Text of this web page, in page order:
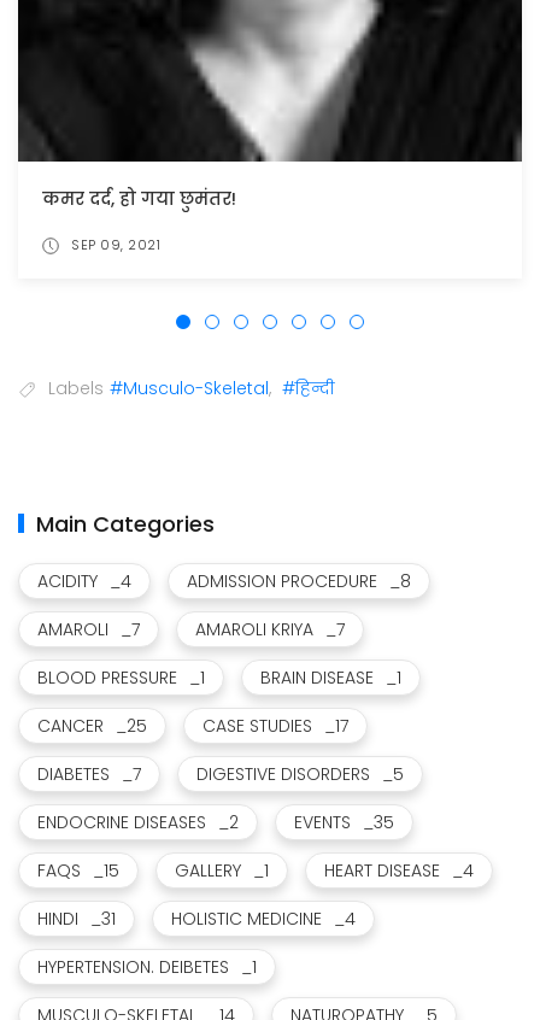
शरीर की सुजन और जॉइंट दर्द में मिली राहत
JUL 08, 2021
Labels #Musculo-Skeletal, #हिन्दी
Main Categories
ACIDITY _4 ADMISSION PROCEDURE
_8
AMAROLI
_7 AMAROLI KRIYA
_7
BLOOD PRESSURE
_1 BRAIN DISEASE
_1
CANCER
_25 CASE STUDIES
_17
DIABETES
_7 DIGESTIVE DISORDERS
_5
ENDOCRINE DISEASES
_2 EVENTS
_35
FAQS
_15 GALLERY _1 HEART DISEASE
_4
HINDI
_31 HOLISTIC MEDICINE
_4
HYPERTENSION. DEIBETES
_1
MUSCULO-SKELETAL
_14 NATUROPATHY _5